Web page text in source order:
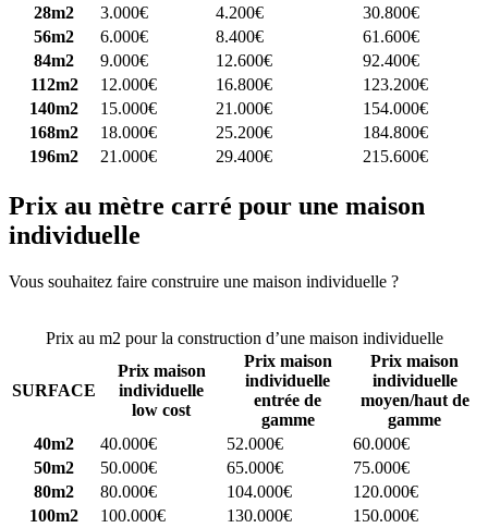
28m2
3.000€ 4.200€
30.800€
56m2
6.000€ 8.400€
61.600€
84m2
9.000€ 12.600€
92.400€
112m2
12.000€ 16.800€
123.200€
140m2
15.000€ 21.000€
154.000€
168m2
18.000€ 25.200€
184.800€
196m2
21.000€ 29.400€ 215.600€
Prix au mètre carré pour une maison
individuelle
Vous souhaitez faire construire une maison individuelle ?
Prix au m2 pour la construction d’une maison individuelle
SURFACE
Prix maison
individuelle
low cost
Prix maison
individuelle
entrée de
gamme
Prix maison
individuelle
moyen/haut de
gamme
40m2
40.000€ 52.000€
60.000€
50m2
50.000€ 65.000€
75.000€
80m2
80.000€ 104.000€
120.000€
100m2
100.000€ 130.000€
150.000€